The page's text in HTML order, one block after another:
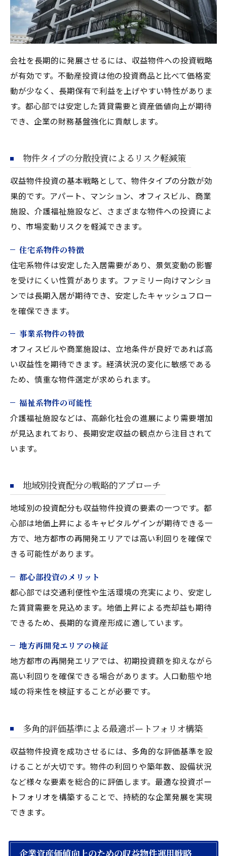
会社を長期的に発展させるには、収益物件への投資戦略
が有効です。不動産投資は他の投資商品と比べて価格変
動が少なく、長期保有で利益を上げやすい特性がありま
す。都心部では安定した賃貸需要と資産価値向上が期待
でき、企業の財務基盤強化に貢献します。
物件タイプの分散投資によるリスク軽減策
収益物件投資の基本戦略として、物件タイプの分散が効
果的です。アパート、マンション、オフィスビル、商業
施設、介護福祉施設など、さまざまな物件への投資によ
り、市場変動リスクを軽減できます。
住宅系物件の特徴
住宅系物件は安定した入居需要があり、景気変動の影響
を受けにくい性質があります。ファミリー向けマンショ
ンでは長期入居が期待でき、安定したキャッシュフロー
を確保できます。
事業系物件の特徴
オフィスビルや商業施設は、立地条件が良好であれば高
い収益性を期待できます。経済状況の変化に敏感である
ため、慎重な物件選定が求められます。
福祉系物件の可能性
介護福祉施設などは、高齢化社会の進展により需要増加
が見込まれており、長期安定収益の観点から注目されて
います。
地域別投資配分の戦略的アプローチ
地域別の投資配分も収益物件投資の要素の一つです。都
心部は地価上昇によるキャピタルゲインが期待できる一
方で、地方都市の再開発エリアでは高い利回りを確保で
きる可能性があります。
都心部投資のメリット
都心部では交通利便性や生活環境の充実により、安定し
た賃貸需要を見込めます。地価上昇による売却益も期待
できるため、長期的な資産形成に適しています。
地方再開発エリアの検証
地方都市の再開発エリアでは、初期投資額を抑えながら
高い利回りを確保できる場合があります。人口動態や地
域の将来性を検証することが必要です。
多角的評価基準による最適ポートフォリオ構築
収益物件投資を成功させるには、多角的な評価基準を設
けることが大切です。物件の利回りや築年数、設備状況
など様々な要素を総合的に評価します。最適な投資ポー
トフォリオを構築することで、持続的な企業発展を実現
できます。
企業資産価値向上のための収益物件運用戦略